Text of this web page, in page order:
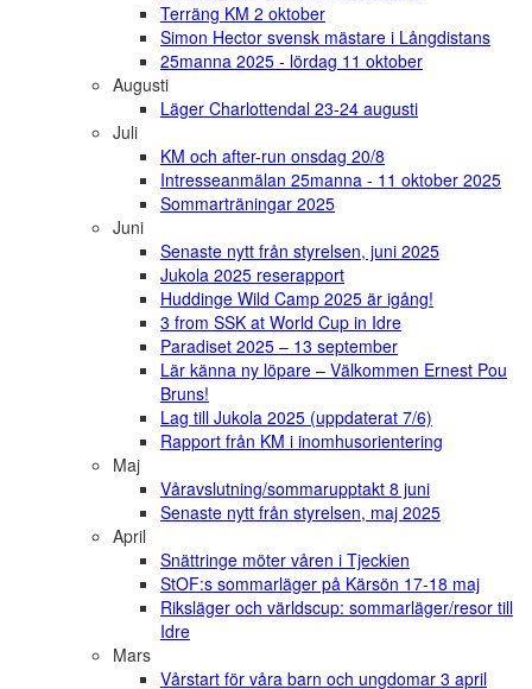
Terräng KM 2 oktober
Simon Hector svensk mästare i Långdistans
25manna 2025 - lördag 11 oktober
Augusti
Läger Charlottendal 23-24 augusti
Juli
KM och after-run onsdag 20/8
Intresseanmälan 25manna - 11 oktober 2025
Sommarträningar 2025
Juni
Senaste nytt från styrelsen, juni 2025
Jukola 2025 reserapport
Huddinge Wild Camp 2025 är igång!
3 from SSK at World Cup in Idre
Paradiset 2025 – 13 september
Lär känna ny löpare – Välkommen Ernest Pou
Bruns!
Lag till Jukola 2025 (uppdaterat 7/6)
Rapport från KM i inomhusorientering
Maj
Våravslutning/sommarupptakt 8 juni
Senaste nytt från styrelsen, maj 2025
April
Snättringe möter våren i Tjeckien
StOF:s sommarläger på Kärsön 17-18 maj
Riksläger och världscup: sommarläger/resor till
Idre
Mars
Vårstart för våra barn och ungdomar 3 april